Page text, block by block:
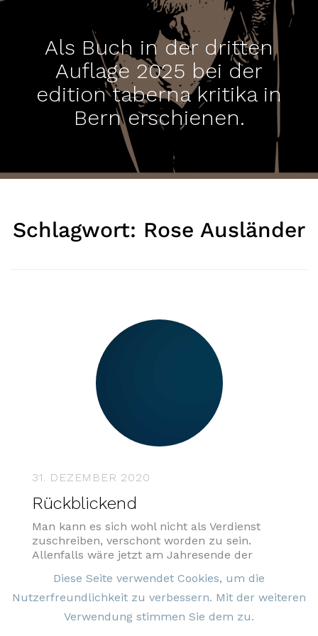
Als Buch in der dritten
Auflage 2025 bei der
edition taberna kritika in
Bern erschienen.
Schlagwort: Rose Ausländer
31. DEZEMBER 2020
Rückblickend
Man kann es sich wohl nicht als Verdienst
zuschreiben, verschont worden zu sein.
Allenfalls wäre jetzt am Jahresende der
wenn man die Ruhe bewahrt hat, nicht ins
haltlose Tagesgeschrei eingestimmt hat,
getan hat, was notwendig war. Oder wenn
man jedenfalls rasch wieder die Fassung
Diese Seite verwendet Cookies, um die
Nutzerfreundlichkeit zu verbessern. Mit der weiteren
Verwendung stimmen Sie dem zu.